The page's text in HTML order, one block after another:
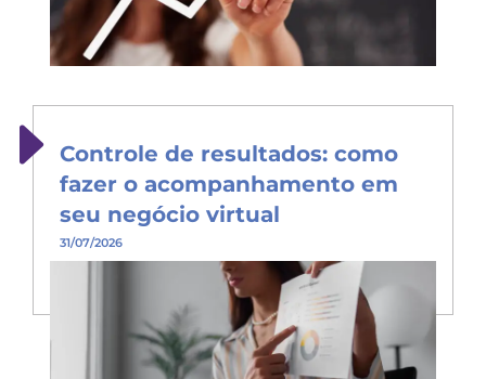
Controle de resultados: como
fazer o acompanhamento em
seu negócio virtual
31/07/2026